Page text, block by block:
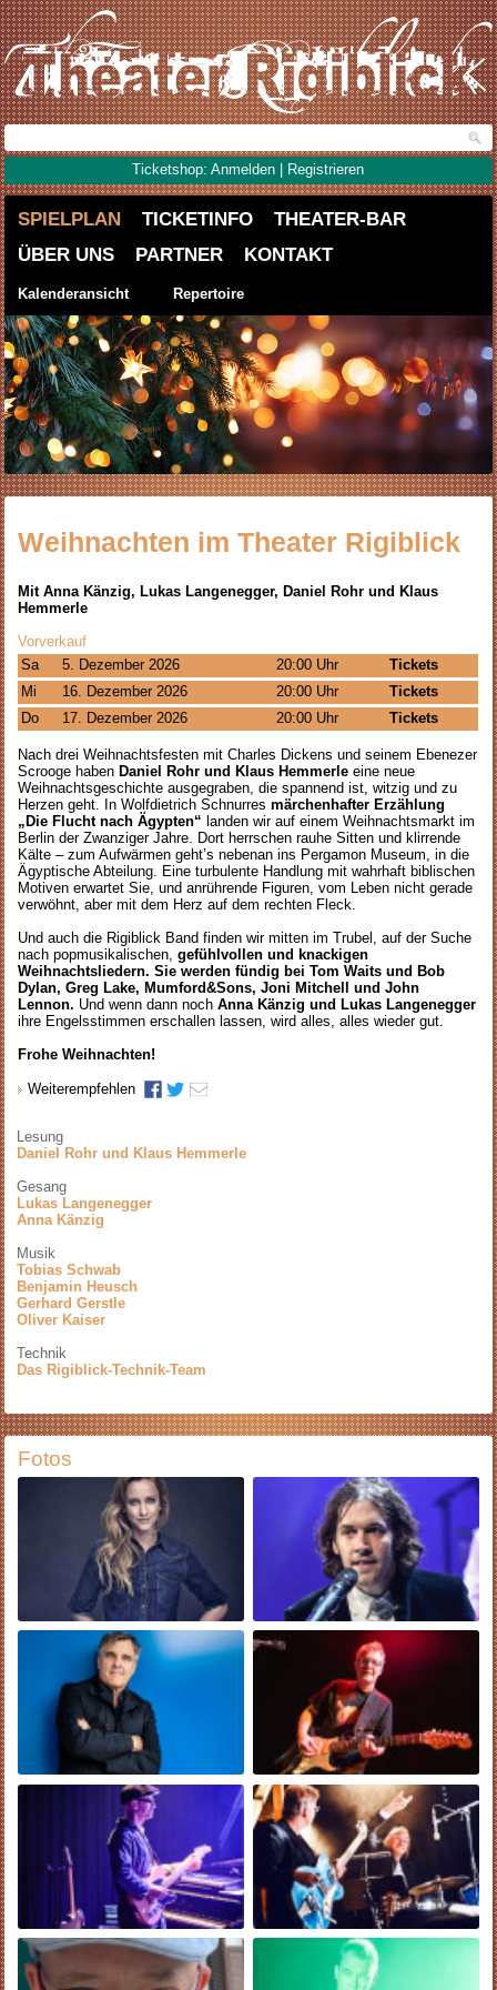
Ticketshop: Anmelden | Registrieren
SPIELPLAN TICKETINFO
THEATER-BAR
ÜBER UNS
PARTNER KONTAKT
Kalenderansicht Repertoire
Weihnachten im Theater Rigiblick
Mit Anna Känzig, Lukas Langenegger, Daniel Rohr und Klaus
Hemmerle
Vorverkauf
Sa
5. Dezember 2026 20:00 Uhr
Tickets
Mi
16. Dezember 2026 20:00 Uhr
Tickets
Do
17. Dezember 2026 20:00 Uhr Tickets
Nach drei Weihnachtsfesten mit Charles Dickens und seinem Ebenezer
Scrooge haben Daniel Rohr und Klaus Hemmerle eine neue
Weihnachtsgeschichte ausgegraben, die spannend ist, witzig und zu
Herzen geht. In Wolfdietrich Schnurresmärchenhafter Erzählung
„Die Flucht nach Ägypten“ landen wir auf einem Weihnachtsmarkt im
Berlin der Zwanziger Jahre. Dort herrschen rauhe Sitten und klirrende
Kälte – zum Aufwärmen geht’s nebenan ins Pergamon Museum, in die
Ägyptische Abteilung. Eine turbulente Handlung mit wahrhaft biblischen
Motiven erwartet Sie, und anrührende Figuren, vom Leben nicht gerade
verwöhnt, aber mit dem Herz auf dem rechten Fleck.
Und auch die Rigiblick Band finden wir mitten im Trubel, auf der Suche
nach popmusikalischen,gefühlvollen und knackigen
Weihnachtsliedern. Sie werden fündig bei Tom Waits und Bob
Dylan, Greg Lake, Mumford&Sons, Joni Mitchell und John
Lennon. Und wenn dann nochAnna Känzig und Lukas Langenegger
ihre Engelsstimmen erschallen lassen, wird alles, alles wieder gut.
Frohe Weihnachten!
Weiterempfehlen
Lesung
Daniel Rohr und Klaus Hemmerle
Gesang
Lukas Langenegger
Anna Känzig
Musik
Tobias Schwab
Benjamin Heusch
Gerhard Gerstle
Oliver Kaiser
Technik
Das Rigiblick-Technik-Team
Fotos